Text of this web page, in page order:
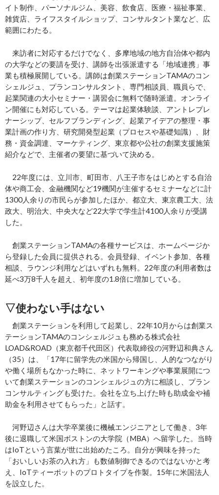
イト制作、パーソナルジム、美容、飲食店、医療・福祉事業、
雑貨店、ライフスタイルショップ、コンサルタント業など、広
範囲にわたる。
来訪者に対応するだけでなく、多摩地域の地方自治体や都内
の大学などの要請を受け、講師を出張派遣する「地域連携」事
業も積極展開している。講師は創業ステーションTAMAのコン
シェルジュ、プランコンサルタント、専門相談員、職員らで、
起業関連の大小セミナー・講習会に無料で随時派遣。オンライ
ン開催にも対応している。テーマは起業体験談、アントレプレ
ナーシップ、セルフブランディング、起業アイデアの整理・事
業計画の作り方、研究開発型起業（プロセスや基礎知識）、財
務・資金調達、マーケティング、東京都や公社の創業支援施策
紹介などで、主催者の要望に基づいて決める。
22年度には、立川市、町田市、八王子市をはじめとする自治
体や商工会、金融機関など19機関が主催するセミナーなどに計
1300人余りの市民らが参加したほか、都立大、東京農工大、法
政大、明治大、中央大など22大学で学生計4100人余りが受講
した。
創業ステーションTAMAの各種サービスは、ホームページか
ら登録した会員に提供される。会員登録、イベント参加、各種
相談、ラウンジ利用などはいずれも無料。22年度の利用者数は
延べ3万8千人を超え、初年度の1.8倍に増加している。
▽使わない手はない
創業ステーションを利用して起業し、22年10月からは創業ス
テーションTAMAのコンシェルジュも務める株式会社
LOAD&ROAD（東京都千代田区）代表取締役の河野辺和典さん
（35）は、「17年に留学先の米国から帰国し、人的なつながり
や働く場所もなかった時に、ネットワーキングや事業展開につ
いて創業ステーションのコンシェルジュの方に相談し、プラン
コンサルティングも受けた。会社を立ち上げた時も助成金や補
助金を利用させてもらった」と話す。
河野辺さんは大学卒業後に機械エンジニアとして働き、3年
後に退職して米国ボストンの大学院（MBA）へ留学した。当時
はIoTという言葉が世に出始めたころ。自分が興味を持った
「おいしいお茶の入れ方」も数値制御できるのではないかと考
え、IoTティーポットのプロトタイプを作製。15年に米国法人
を設立した。